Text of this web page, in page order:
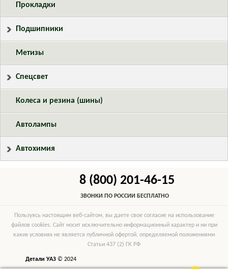
Прокладки
Подшипники
Метизы
Спецсвет
Колеса и резина (шины)
Автолампы
Автохимия
8 (800) 201-46-15
ЗВОНКИ ПО РОССИИ БЕСПЛАТНО
Пользуясь настоящим веб-сайтом, вы даете свое согласие на использование
файлов cookies. Сайт носит исключительно информационный характер и ни при
каких условиях не является публичной офертой, определяемой положениями
Статьи 437 (2) ГК РФ
Детали УАЗ © 2024